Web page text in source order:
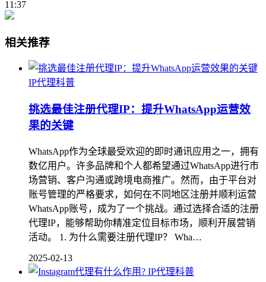
11:37
相关推荐
IP代理科普
挑选最佳注册代理IP：提升WhatsApp运营效
果的关键
WhatsApp作为全球最受欢迎的即时通讯应用之一，拥有
数亿用户。许多品牌和个人都希望通过WhatsApp进行市
场营销、客户沟通或跨境电商推广。然而，由于平台对
账号管理的严格要求，如何在不同地区注册并顺利运营
WhatsApp账号，成为了一个挑战。通过选择合适的注册
代理IP，能够帮助你精准定位目标市场，顺利开展营销
活动。 1. 为什么需要注册代理IP？ Wha…
2025-02-13
IP代理科普